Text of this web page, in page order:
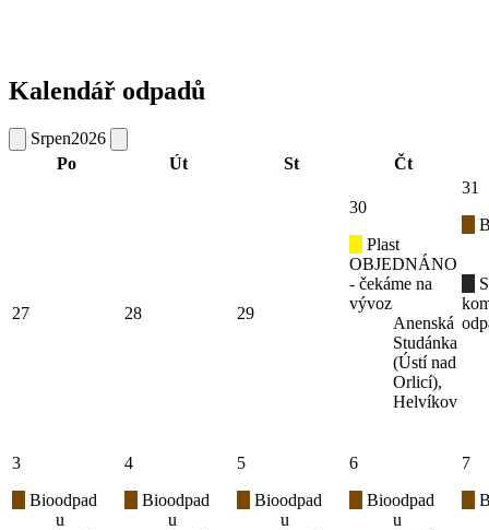
Kalendář odpadů
Srpen2026
Po
Út St Čt
27 28 29
30
Plast
OBJEDNÁNO
- čekáme na
vývoz
Anenská
Studánka
(Ústí nad
Orlicí),
Helvíkov
31
3
Bioodpad
u
4
Bioodpad
u
5
Bioodpad
u
6
Bioodpad
u
7